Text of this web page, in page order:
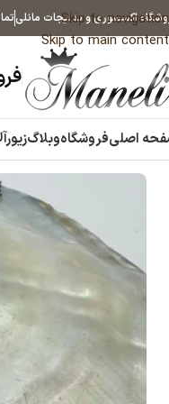
Skip to navigation
Skip to main content
اکسسوری و بدلیجات مانلیتماس :
اصلیفروشگاهوبلاگ
زیورآلات و بدلیجات